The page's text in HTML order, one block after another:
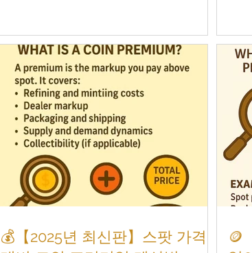
걸까?" 이 질문에 대한 답은 단순하면서도 깊
이 있습니다. 프리미엄(Premium) — 즉, "추가
가격"은 세 가지 요소가 결합해 결정됩니다:
공급 (Supply) 수요 (Demand) 수집가의 심리
(Collector Psychology) 이 글에서는 프리미
엄이 어떻게 붙는지, 다양한 시점에서 깊이 있
게 설명합니다. 💡 코인 프리미엄이란? 우선
용어부터 정리해 봅시다. 스팟 가격(Spot
Price) : 금, 은 등의 시장 실시간 가격 내재 가
치(Melt Value) : 동전에 포함된 귀금속의 양 ×
스팟 가격 프리미엄(Premium) : 실제 판매 가
상
문
희
역
과
이
존
희
수
급
상
💰【2025년 최신판】스팟 가격
🪙